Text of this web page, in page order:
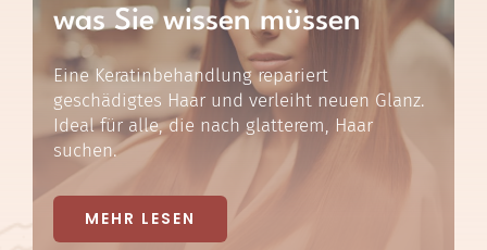
was Sie wissen müssen
Eine Keratinbehandlung repariert
geschädigtes Haar und verleiht neuen Glanz.
Ideal für alle, die nach glatterem, Haar
suchen.
MEHR LESEN